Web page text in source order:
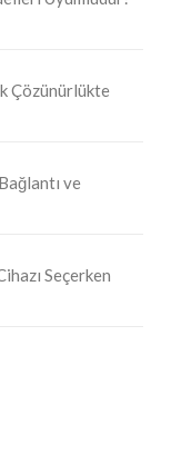
Çözünürlükte
ve
Seçerken